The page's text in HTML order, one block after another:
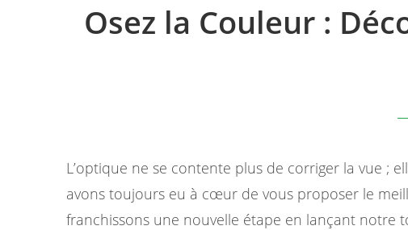
Osez la Couleur :
L’optique ne se contente plus de corriger la vue ;
avons toujours eu à cœur de vous proposer le
franchissons une nouvelle étape en lançant notre